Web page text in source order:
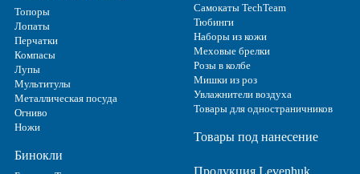
Топоры
Лопаты
Перчатки
Компасы
Лупы
Мультитулы
Металлическая посуда
Огниво
Ножи
Бинокли
Самокаты TechTeam
Тюбинги
Наборы из кожи
Меховые брелки
Розы в колбе
Мишки из роз
Увлажнители воздуха
Товары для одностраничников
Товары под нанесение
Продукция Levenhuk